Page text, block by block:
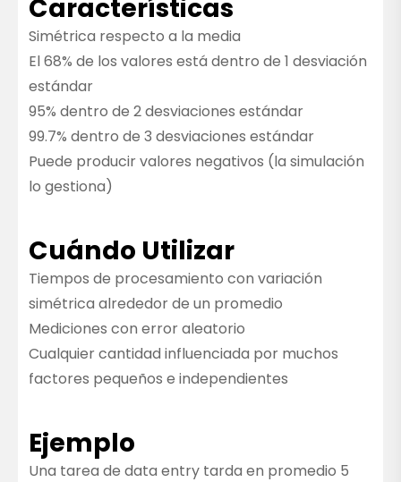
Características
Simétrica respecto a la media
El 68% de los valores está dentro de 1 desviación
estándar
95% dentro de 2 desviaciones estándar
99.7% dentro de 3 desviaciones estándar
Puede producir valores negativos (la simulación
lo gestiona)
Cuándo Utilizar
Tiempos de procesamiento con variación
simétrica alrededor de un promedio
Mediciones con error aleatorio
Cualquier cantidad influenciada por muchos
factores pequeños e independientes
Ejemplo
Una tarea de data entry tarda en promedio 5